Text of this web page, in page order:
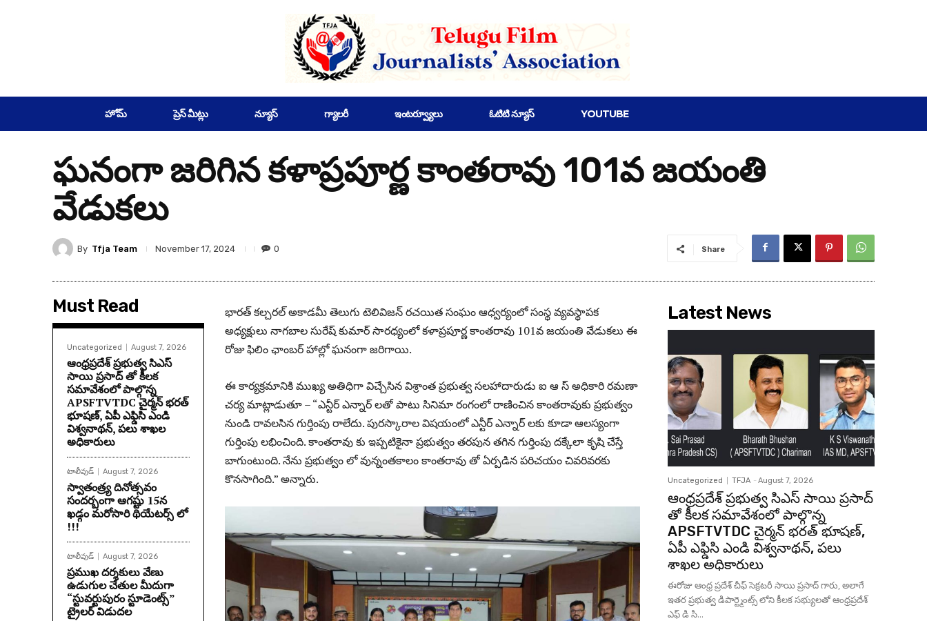
హోమ్ ప్రెస్ మీట్లు న్యూస్ గ్యాలరీ ఇంటర్వ్యూలు ఓటిటి న్యూస్ YOUTUBE
ఘనంగా జరిగిన కళాప్రపూర్ణ కాంతరావు 101వ జయంతి
వేడుకలు
By Tfja Team November 17, 2024 0 Share
Must Read
Uncategorized August 7, 2026
ఆంధ్రప్రదేశ్ ప్రభుత్వ సిఎస్
సాయి ప్రసాద్ తో కీలక
సమావేశంలో పాల్గొన్న
APSFTVTDC చైర్మన్ భరత్
భూషణ్, ఏపీ ఎఫ్డిసి ఎండి
విశ్వనాథన్, పలు శాఖల
అధికారులు
టాలీవుడ్ August 7, 2026
స్వాతంత్ర్య దినోత్సవం
సందర్బంగా ఆగష్టు 15న
ఖడ్గం మరోసారి థియేటర్స్ లో
!!!
టాలీవుడ్ August 7, 2026
ప్రముఖ దర్శకులు వేణు
ఉడుగుల చేతుల మీదుగా
“స్టువర్టుపురం స్టూడెంట్స్”
ట్రైలర్ విడుదల
భారత్ కల్చరల్ అకాడమీ తెలుగు టెలివిజన్ రచయిత సంఘం ఆధ్వర్యంలో సంస్థ వ్యవస్థాపక
అధ్యక్షులు నాగబాల సురేష్ కుమార్ సారధ్యంలో కళాప్రపూర్ణ కాంతరావు 101వ జయంతి వేడుకలు ఈ
రోజు ఫిలిం ఛాంబర్ హాల్లో ఘనంగా జరిగాయి.
ఈ కార్యక్రమానికి ముఖ్య అతిధిగా విచ్చేసిన విశ్రాంత ప్రభుత్వ సలహాదారుడు ఐ ఆ స్ అధికారి రమణా
చర్య మాట్లాడుతూ – “ఎన్టీర్ ఎన్నార్ లతో పాటు సినిమా రంగంలో రాణించిన కాంతరావుకు ప్రభుత్వం
నుండి రావలసిన గుర్తింపు రాలేదు. పురస్కారాల విషయంలో ఎన్టీర్ ఎన్నార్ లకు కూడా ఆలస్యంగా
గుర్తింపు లభించింది. కాంతరావు కు ఇప్పటికైనా ప్రభుత్వం తరపున తగిన గుర్తింపు దక్కేలా కృషి చేస్తే
బాగుంటుంది. నేను ప్రభుత్వం లో వున్నంతకాలం కాంతరావు తో ఏర్పడిన పరిచయం చివరివరకు
కొనసాగింది.” అన్నారు.
Latest News
Uncategorized TFJA - August 7, 2026
ఆంధ్రప్రదేశ్ ప్రభుత్వ సిఎస్ సాయి ప్రసాద్
తో కీలక సమావేశంలో పాల్గొన్న
APSFTVTDC చైర్మన్ భరత్ భూషణ్,
ఏపీ ఎఫ్డిసి ఎండి విశ్వనాథన్, పలు
శాఖల అధికారులు
ఈరోజు ఆంధ్ర ప్రదేశ్ చీఫ్ సెక్రటరీ సాయి ప్రసాద్ గారు, అలాగే
ఇతర ప్రభుత్వ డిపార్ట్మెంట్స్ లోని కీలక సభ్యులతో ఆంధ్రప్రదేశ్
ఎఫ్ డి సి...